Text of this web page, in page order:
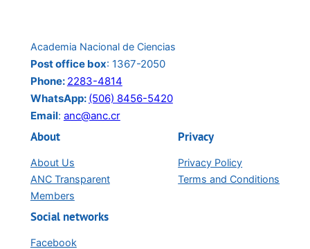
junio:
Academia Nacional de Ciencias
Post office box: 1367-2050
Phone: 2283-4814
WhatsApp: (506) 8456-5420
Email: anc@anc.cr
About
About Us
ANC Transparent
Members
Privacy
Privacy Policy
Terms and Conditions
Social networks
Facebook